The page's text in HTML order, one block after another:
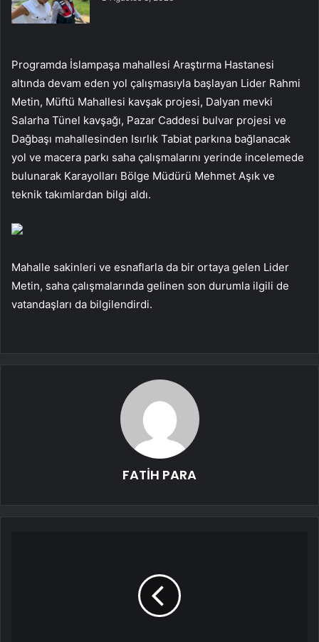
Programda İslampaşa mahallesi Araştırma Hastanesi
altında devam eden yol çalışmasıyla başlayan Lider Rahmi
Metin, Müftü Mahallesi kavşak projesi, Dalyan mevki
Salarha Tünel kavşağı, Pazar Caddesi bulvar projesi ve
Dağbaşı mahallesinden Isırlık Tabiat parkına bağlanacak
yol ve macera parkı saha çalışmalarını yerinde incelemede
bulunarak Karayolları Bölge Müdürü Mehmet Aşık ve
teknik takımlardan bilgi aldı.
Mahalle sakinleri ve esnaflarla da bir ortaya gelen Lider
Metin, saha çalışmalarında gelinen son durumla ilgili de
vatandaşları da bilgilendirdi.
FATİH PARA